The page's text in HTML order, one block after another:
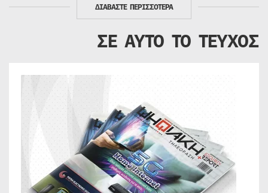
ΔΙΑΒΑΣΤΕ ΠΕΡΙΣΣΟΤΕΡΑ
ΣΕ ΑΥΤΟ ΤΟ ΤΕΥΧΟΣ